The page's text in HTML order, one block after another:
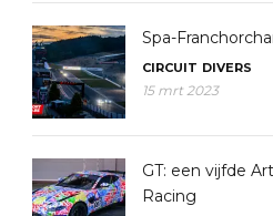
Spa-
CIRCUIT DIVERS
15 mrt 2023
GT: een vijfde
Racing